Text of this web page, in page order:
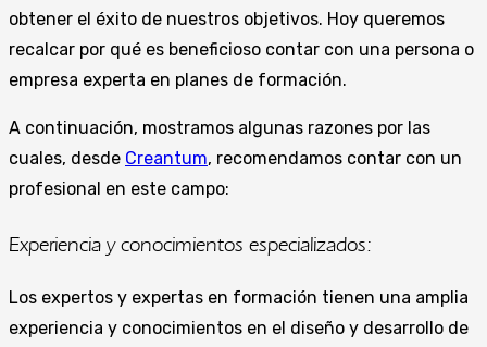
obtener el éxito de nuestros objetivos. Hoy queremos
recalcar por qué es beneficioso contar con una persona o
empresa experta en planes de formación.
A continuación, mostramos algunas razones por las
cuales, desde Creantum, recomendamos contar con un
profesional en este campo:
Experiencia y conocimientos especializados:
Los expertos y expertas en formación tienen una amplia
experiencia y conocimientos en el diseño y desarrollo de